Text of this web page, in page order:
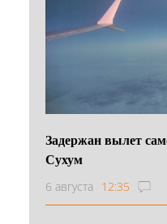
Задержан вылет
Сухум
6 августа 12:35